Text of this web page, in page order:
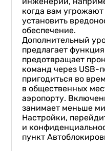
когда вам
установить
обеспечение.
Дополнительный
предлагает
предотвращает
команд через USB-
пригодиться во
в общественных
аэропорту.
занимает меньше
Настройки,
и
пункт